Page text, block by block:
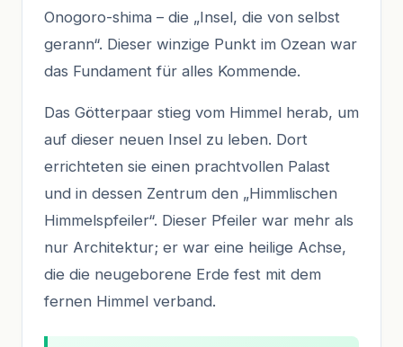
Onogoro-shima – die „Insel, die von selbst
gerann“. Dieser winzige Punkt im Ozean war
das Fundament für alles Kommende.
Das Götterpaar stieg vom Himmel herab, um
auf dieser neuen Insel zu leben. Dort
errichteten sie einen prachtvollen Palast
und in dessen Zentrum den „Himmlischen
Himmelspfeiler“. Dieser Pfeiler war mehr als
nur Architektur; er war eine heilige Achse,
die die neugeborene Erde fest mit dem
fernen Himmel verband.